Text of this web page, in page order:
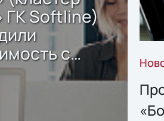
ГК Softline)
с
Sharx